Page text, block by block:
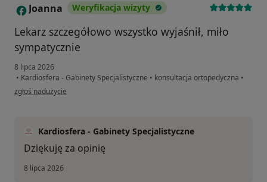
J Joanna Weryfikacja wizyty
Lekarz szczegółowo wszystko wyjaśnił, miło
sympatycznie
8 lipca 2026
• Kardiosfera - Gabinety Specjalistyczne • konsultacja ortopedyczna •
w opinii użytkownika Joanna
zgłoś nadużycie
Kardiosfera - Gabinety Specjalistyczne
Dziękuję za opinię
8 lipca 2026